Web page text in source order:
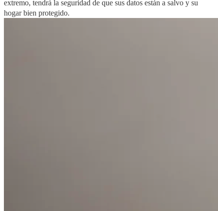
extremo, tendrá la seguridad de que sus datos están a salvo y su
hogar bien protegido.